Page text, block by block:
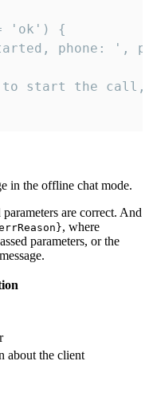
'ok') {
phone: ',
start the
in the offline chat mode.
parameters are correct. And
, where
parameters, or the
about the client